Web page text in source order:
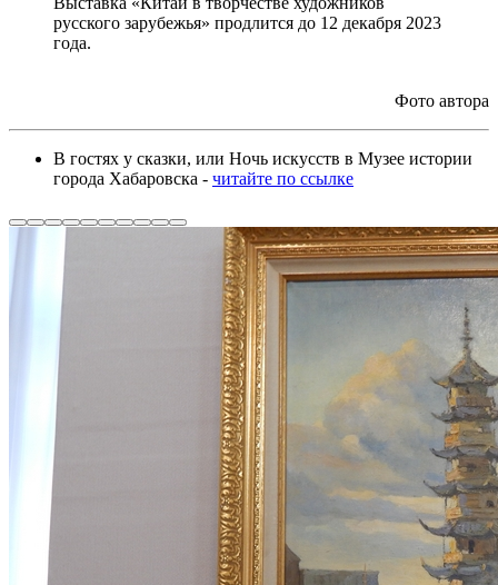
русского зарубежья» продлится до 12 декабря 2023
года.
Фото автора
В гостях у сказки, или Ночь искусств в Музее истории
города Хабаровска - читайте по ссылке